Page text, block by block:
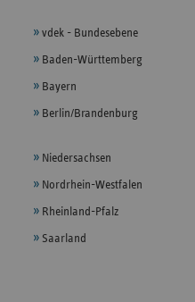
vdek - Bundesebene
Baden-Württemberg
Bayern
Berlin/Brandenburg
Niedersachsen
Nordrhein-Westfalen
Rheinland-Pfalz
Saarland